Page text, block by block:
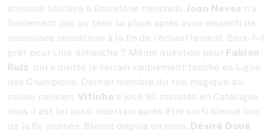
annoncé titulaire à Barcelone mercredi, Joao Neves n’a
finalement pas pu tenir sa place après avoir ressenti de
mauvaises sensations à la fin de l’échauffement. Sera-t-il
prêt pour Lille dimanche ? Même question pour Fabian
Ruiz, qui a quitté le terrain visiblement touché en Ligue
des Champions. Dernier membre du trio magique du
milieu parisien, Vitinha a joué 90 minutes en Catalogne
mais il est lui aussi incertain après être sorti blessé lors
de la 6e journée. Blessé depuis un mois, Désiré Doué